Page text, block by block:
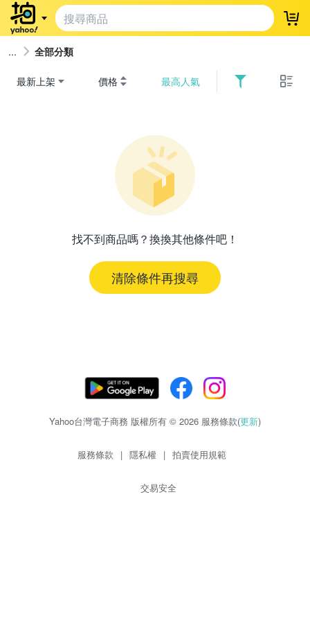
登
全部分類
最新上架 價格 最高人氣
找不到商品嗎？換換其他條件吧！
清除條件再搜尋
Yahoo台灣電子商務 版權所有 © 2026 服務條款(更新)
服務條款 | 隱私權 | 拍賣使用規範
交易安全